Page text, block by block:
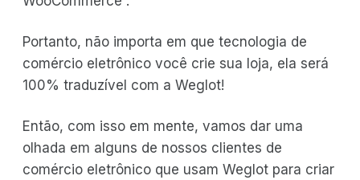
Portanto, não importa em que tecnologia de
comércio eletrônico você crie sua loja, ela será
100% traduzível com a Weglot!
Então, com isso em mente, vamos dar uma
olhada em alguns de nossos clientes de
comércio eletrônico que usam Weglot para criar